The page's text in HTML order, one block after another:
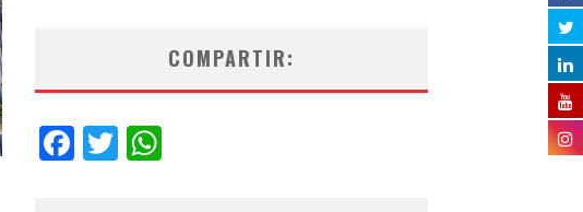
COMPARTIR:
Facebook
Twitter